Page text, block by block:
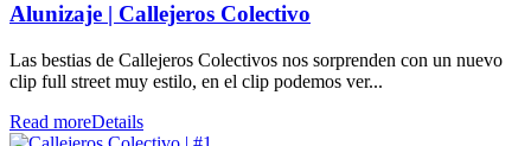
Alunizaje | Callejeros Colectivo
Las bestias de Callejeros Colectivos nos sorprenden con un nuevo
clip full street muy estilo, en el clip podemos ver...
Read moreDetails